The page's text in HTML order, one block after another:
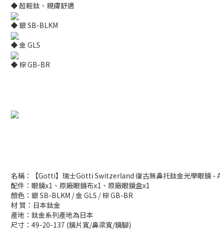
◆ 超輕鈦、親膚舒適
◆ 銀 SB-BLKM
◆ 金 GLS
◆ 棕 GB-BR
名稱：【Gotti】瑞士Götti Switzerland 復古無鼻托鈦金光學眼鏡 -
配件：眼鏡x1、原廠眼鏡布x1、原廠眼鏡盒x1
顏色：銀 SB-BLKM / 金 GLS / 棕 GB-BR
材 質：日本鈦金
產地：鈦金系列產地為日本
尺寸：49-20-137 (鏡片寬/鼻梁寬/鏡腳)